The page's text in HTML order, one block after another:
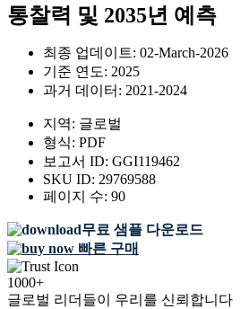
통찰력 및 2035년 예측
최종 업데이트: 02-March-2026
기준 연도: 2025
과거 데이터: 2021-2024
지역: 글로벌
형식: PDF
보고서 ID: GGI119462
SKU ID: 29769588
페이지 수: 90
무료 샘플 다운로드
빠른 구매
1000+
글로벌 리더들이 우리를 신뢰합니다